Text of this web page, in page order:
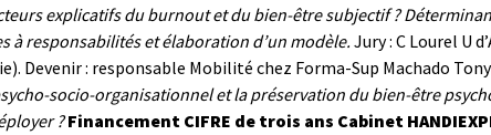
explicatifs du burnout et du bien-être subjectif ?
à responsabilités et élaboration d’un modèle.Jury : C Lourel U
Devenir : responsable Mobilité chez Forma-Sup Machado
socio-organisationnel et la préservation du bien-être
? Financement CIFRE de trois ans Cabinet